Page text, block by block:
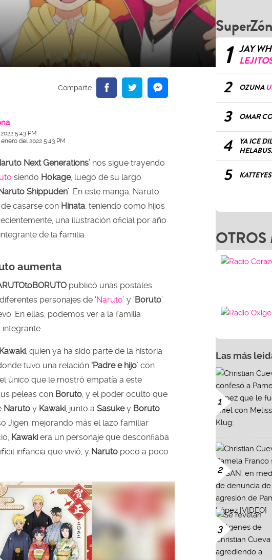
5:43 PM
del 2022 5:43 PM
Next Generations’ nos sigue trayendo
siendo Hokage, luego de su largo
Shippuden’ . En este manga, Naruto
casarse con Hinata , teniendo como hijos
una ilustración oficial por año
de la familia.
aumenta
publicó unas postales
personajes de ‘Naruto’ y ‘Boruto’
En ellas, podemos ver a la familia
Kawaki , quien ya ha sido parte de la historia
tuvo una relación ‘Padre e hijo’ con
único que le mostró empatía a este
peleas con Boruto , y el poder oculto que
Naruto y Kawaki , junto a Sasukey Boruto
Jigen, mejorando más el lazo familiar
Kawaki era un personaje que desconfiaba
infancia que vivió, y Naruto poco a poco
1 JAY
2 OZUNA
3 OMAR
4
YA ICE
5 KATTEYES
Las más
1
2
3